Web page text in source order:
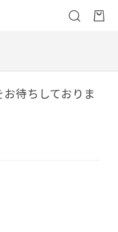
待ちしておりま